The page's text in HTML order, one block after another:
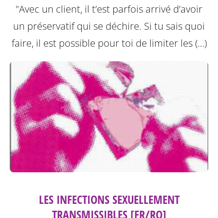
"Avec un client, il t’est parfois arrivé d’avoir
un préservatif qui se déchire. Si tu sais quoi
faire, il est possible pour toi de limiter les (…)
LES INFECTIONS SEXUELLEMENT
TRANSMISSIBLES [FR/RO]